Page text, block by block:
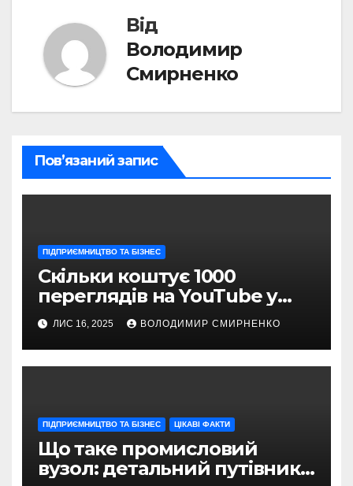
Від
Володимир
Смирненко
Пов’язаний запис
ПІДПРИЄМНИЦТВО ТА БІЗНЕС
Скільки коштує 1000
переглядів на YouTube у
2025 році: реальні цифри та
секрети заробітку
ЛИС 16, 2025 ВОЛОДИМИР СМИРНЕНКО
ПІДПРИЄМНИЦТВО ТА БІЗНЕС ЦІКАВІ ФАКТИ
Що таке промисловий
вузол: детальний путівник